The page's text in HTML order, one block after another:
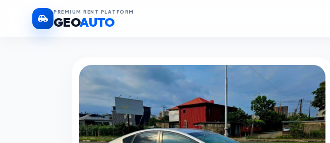
PREMIUM RENT PLATFORM
GEOAUTO